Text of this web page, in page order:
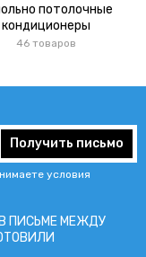
потолочные
кондиционеры
46 товаров
Получить письмо
условия
ПИCЬМЕ МЕЖДУ